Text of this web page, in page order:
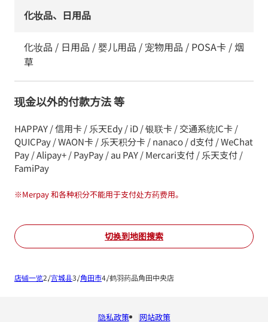
化妆品、日用品
化妆品 / 日用品 / 婴儿用品 / 宠物用品 / POSA卡 / 烟
草
现金以外的付款方法 等
HAPPAY / 信用卡 / 乐天Edy / iD / 银联卡 / 交通系统IC卡 /
QUICPay / WAON卡 / 乐天积分卡 / nanaco / d支付 / WeChat
Pay / Alipay+ / PayPay / au PAY / Mercari支付 / 乐天支付 /
FamiPay
※Merpay 和各种积分不能用于支付处方药费用。
切换到地图搜索
店铺一览 宫城县 角田市 鹤羽药品角田中央店
隐私政策 网站政策